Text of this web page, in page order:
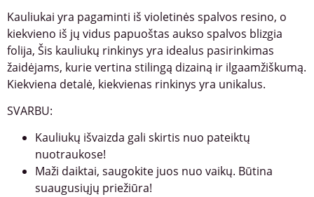
Kauliukai yra pagaminti iš violetinės spalvos resino, o
kiekvieno iš jų vidus papuoštas aukso spalvos blizgia
folija, Šis kauliukų rinkinys yra idealus pasirinkimas
žaidėjams, kurie vertina stilingą dizainą ir ilgaamžiškumą.
Kiekviena detalė, kiekvienas rinkinys yra unikalus.
SVARBU:
Kauliukų išvaizda gali skirtis nuo pateiktų
nuotraukose!
Maži daiktai, saugokite juos nuo vaikų. Būtina
suaugusiųjų priežiūra!